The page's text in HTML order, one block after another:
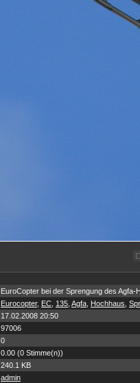
EuroCopter bei der Sprengung des
Eurocopter, EC 135 Agfa Hochhaus
17.02.2008 20:50
97006
0
0.00 (0 Stimme(n))
240.1 KB
admin